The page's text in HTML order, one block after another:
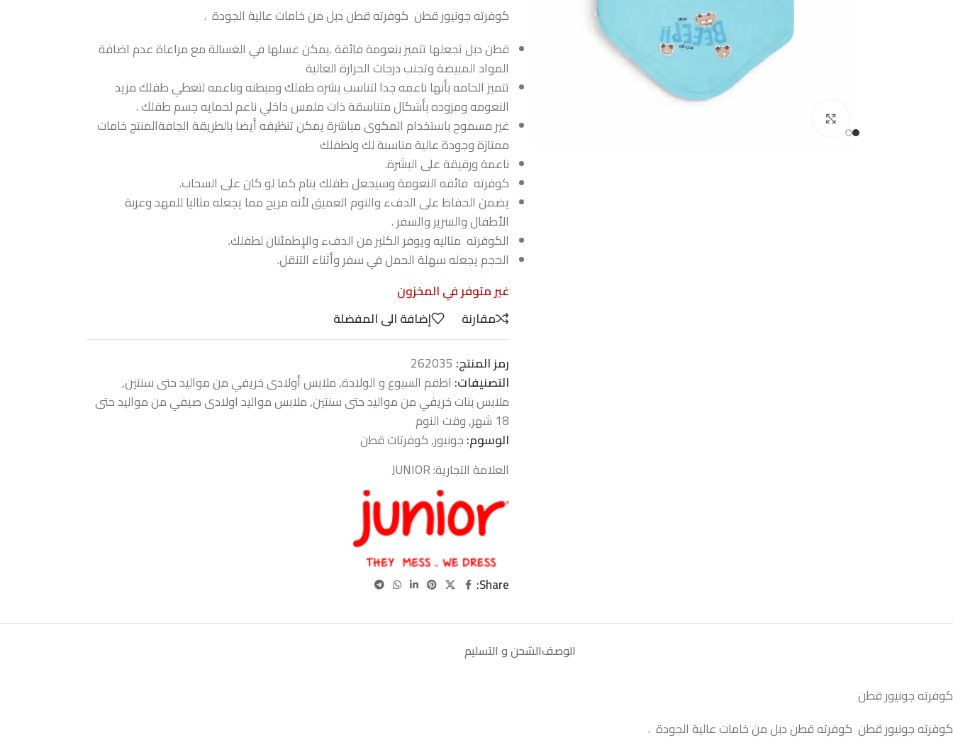
كوفرته جونيور قطن كوفرته قطن دبل من خامات عالية الجودة .
قطن دبل تجعلها تتميز بنعومة فائقة .يمكن غسلها في الغسالة مع مراعاة عدم اضافة
المواد المبيضة وتجنب درجات الحرارة العالية
تتميز الخامه بأنها ناعمه جدا لتناسب بشره طفلك ومبطنه وناعمه لتعطي طفلك مزيد
النعومه ومزوده بأشكال متناسقة ذات ملمس داخلي ناعم لحمايه جسم طفلك .
غير مسموح باستخدام المكوى مباشرة يمكن تنظيفه أيضا بالطريقة الجافةالمنتج خامات
ممتازة وجودة عالية مناسبة لك ولطفلك
ناعمة ورقيقة على البشرة.
كوفرته فائقه النعومة وسيجعل طفلك ينام كما لو كان على السحاب.
يضمن الحفاظ على الدفء والنوم العميق لأنه مريح مما يجعله مثاليا للمهد وعربة
الأطفال والسرير والسفر .
الكوفرته مثاليه ويوفر الكثير من الدفء والإطمئنان لطفلك.
الحجم يجعله سهلة الحمل في سفر وأثناء التنقل.
غير متوفر في المخزون
مقارنة
إضافة الى المفضلة
رمز المنتج: 262035
التصنيفات: اطقم السبوع و الولادة,ملابس أولادى خريفي من مواليد حتى سنتين,
ملابس بنات خريفي من مواليد حتى سنتين,ملابس مواليد اولادى صيفي من مواليد حتى
18 شهر
,وقت النوم
الوسوم:جونيور,كوفرتات قطن
العلامة التجارية:JUNIOR
Share:
الوصفالشحن و التسليم
كوفرته جونيور قطن
كوفرته جونيور قطن كوفرته قطن دبل من خامات عالية الجودة .